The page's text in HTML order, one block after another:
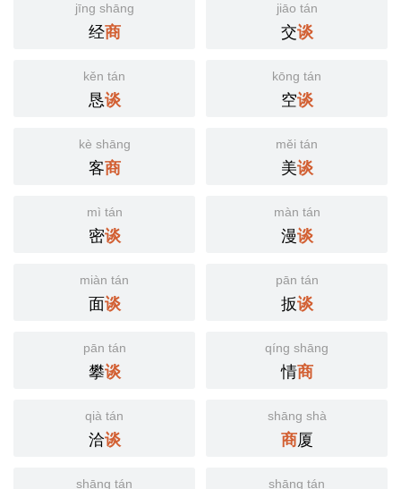
jīng shāng
经商
jiāo tán
交谈
kěn tán
恳谈
kōng tán
空谈
kè shāng
客商
měi tán
美谈
mì tán
密谈
màn tán
漫谈
miàn tán
面谈
pān tán
扳谈
pān tán
攀谈
qíng shāng
情商
qià tán
洽谈
shāng shà
商厦
shāng tán shāng tán